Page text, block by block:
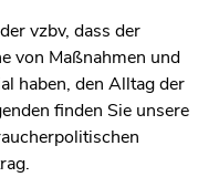
vzbv, dass der
von Maßnahmen und
haben, den Alltag der
finden Sie unsere